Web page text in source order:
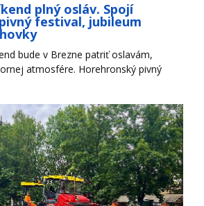
plný osláv. Spojí
festival, jubileum
bude v Brezne patriť oslavám,
atmosfére. Horehronský pivný